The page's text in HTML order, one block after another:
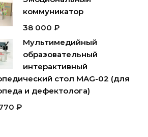
коммуникатор
38 000 ₽
Мультимедийный
образовательный
интерактивный
стол MAG-02 (для
и дефектолога)
₽